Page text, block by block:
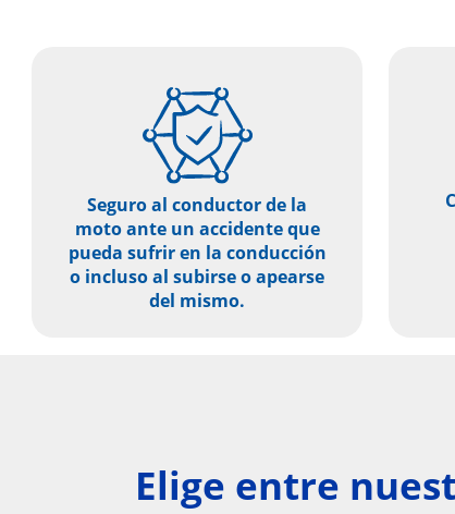
Seguro al conductor de la
moto ante un accidente que
pueda sufrir en la conducción
o incluso al subirse o apearse
del mismo.
Elige entre